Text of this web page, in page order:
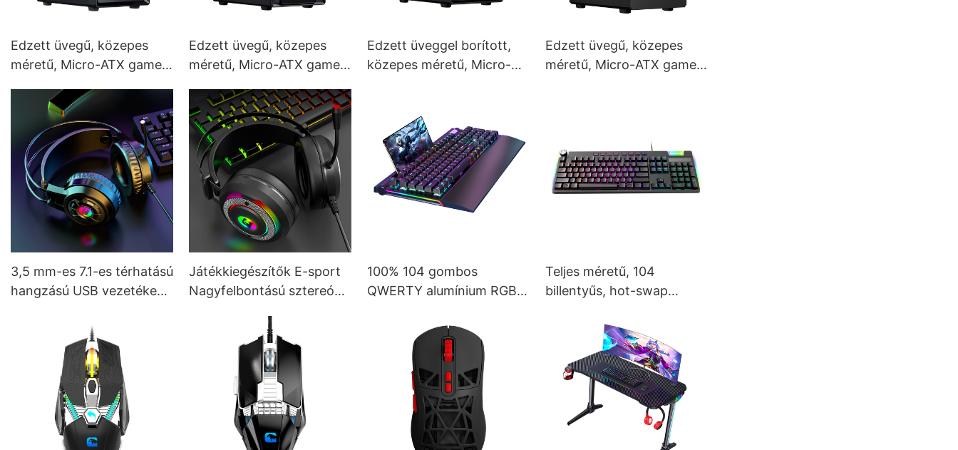
Edzett üvegű, közepes
méretű, Micro-ATX gamer
Edzett üvegű, közepes
méretű, Micro-ATX gamer
Edzett üveggel borított,
közepes méretű, Micro-
Edzett üvegű, közepes
méretű, Micro-ATX gamer
3,5 mm-es 7.1-es térhatású
hangzású USB vezetékes
alkalmas fejhallgató
mikrofonnal Factory G550
Játékkiegészítők E-sport
Nagyfelbontású sztereó
helyezhető gamer
headsetek mikrofonnal
100% 104 gombos
QWERTY alumínium RGB
játékmechanikus
billentyűzet
csuklótámasszal V100S
Teljes méretű, 104
billentyűs, hot-swap
sport billentyűzet
multimédiás és
hangerőszabályzóval,